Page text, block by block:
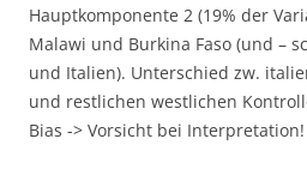
Hauptkomponente 2 (19% der
Malawi und Burkina Faso (und –
und Italien). Unterschied zw.
und restlichen westlichen
Bias -> Vorsicht bei Interpretation!